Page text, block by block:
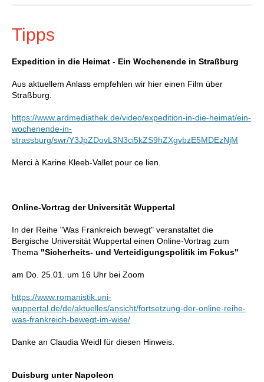
Tipps
Expedition in die Heimat - Ein Wochenende in Straßburg
Aus aktuellem Anlass empfehlen wir hier einen Film über
Straßburg.
https://www.ardmediathek.de/video/expedition-in-die-heimat/ein-
wochenende-in-
strassburg/swr/Y3JpZDovL3N3ci5kZS9hZXgvbzE5MDEzNjM
Merci à Karine Kleeb-Vallet pour ce lien.
Online-Vortrag der Universität Wuppertal
In der Reihe "Was Frankreich bewegt" veranstaltet die
Bergische Universität Wuppertal einen Online-Vortrag zum
Thema "Sicherheits- und Verteidigungspolitik im Fokus"
am Do. 25.01. um 16 Uhr bei Zoom
https://www.romanistik.uni-
wuppertal.de/de/aktuelles/ansicht/fortsetzung-der-online-reihe-
was-frankreich-bewegt-im-wise/
Danke an Claudia Weidl für diesen Hinweis.
Duisburg unter Napoleon